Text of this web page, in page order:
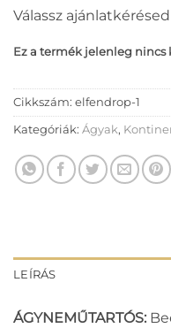
Válassz
Ez a termék jelenleg nincs
Cikkszám: elfendrop-1
Kategóriák: Ágyak,
LEÍRÁS
ÁGYNEMŰTARTÓS: